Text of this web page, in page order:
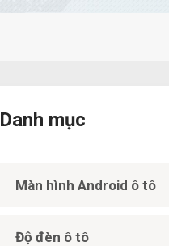
Danh mục
Màn hình Android ô tô
Độ đèn ô tô